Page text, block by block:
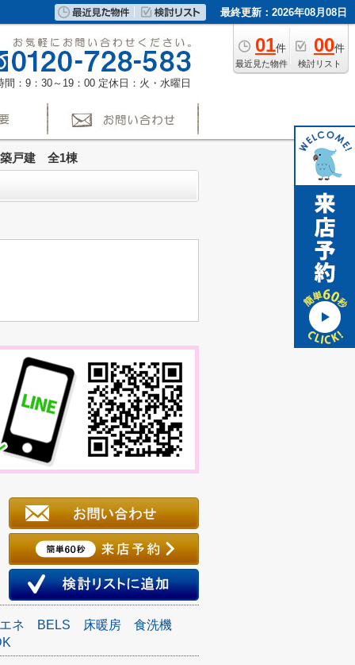
最終更新：2026年08月08日
01件
最近見た物件
00件
検討リスト
間：9：30～19：00 定休日：火・水曜日
築戸建 全1棟
ネ BELS 床暖房
食洗機